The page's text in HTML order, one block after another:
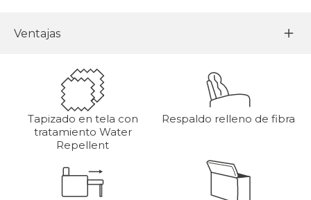
Ventajas
Tapizado en tela con
tratamiento Water
Repellent
Respaldo relleno de fibra